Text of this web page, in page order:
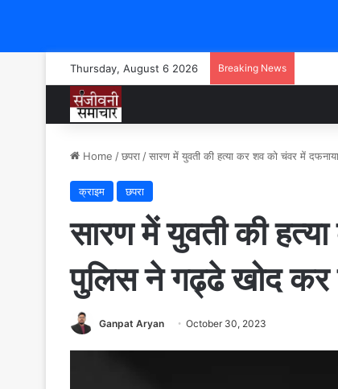
Thursday, August 6 2026 Breaking News
Home /छपरा /सारण में युवती की हत्या कर शव को चंवर में
क्राइम छपरा
सारण में युवती की
पुलिस ने गढ्ढे खोद कर
Ganpat Aryan October 30, 2023